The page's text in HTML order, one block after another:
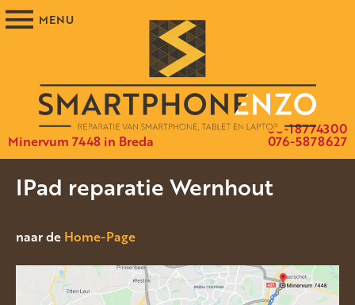
Minervum 7448 in Breda 076-5878627
06-18774300
IPad reparatie Wernhout
naar de Home-Page